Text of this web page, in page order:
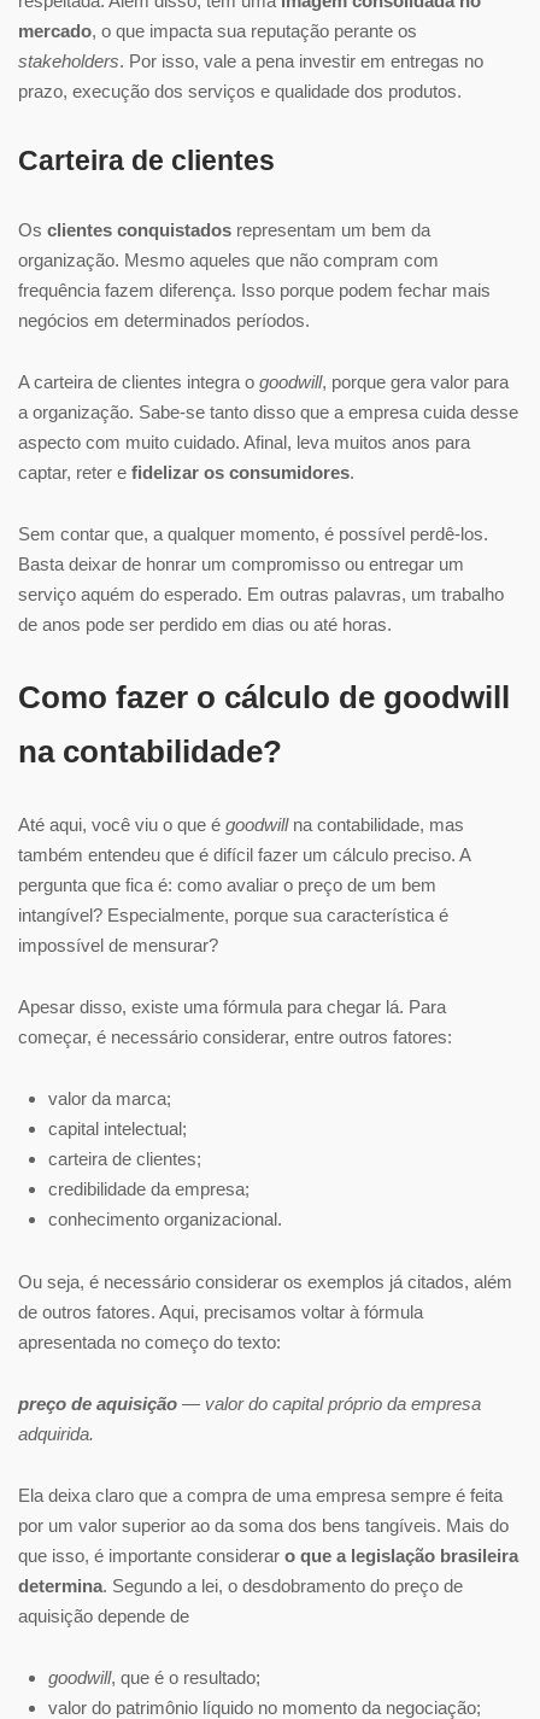
mercado, o que impacta sua reputação perante os
stakeholders. Por isso, vale a pena investir em entregas no
prazo, execução dos serviços e qualidade dos produtos.
Carteira de clientes
Os clientes conquistados representam um bem da
organização. Mesmo aqueles que não compram com
frequência fazem diferença. Isso porque podem fechar mais
negócios em determinados períodos.
A carteira de clientes integra o goodwill, porque gera valor para
a organização. Sabe-se tanto disso que a empresa cuida desse
aspecto com muito cuidado. Afinal, leva muitos anos para
captar, reter e fidelizar os consumidores.
Sem contar que, a qualquer momento, é possível perdê-los.
Basta deixar de honrar um compromisso ou entregar um
serviço aquém do esperado. Em outras palavras, um trabalho
de anos pode ser perdido em dias ou até horas.
Como fazer o cálculo de goodwill
na contabilidade?
Até aqui, você viu o que é goodwill na contabilidade, mas
também entendeu que é difícil fazer um cálculo preciso. A
pergunta que fica é: como avaliar o preço de um bem
intangível? Especialmente, porque sua característica é
impossível de mensurar?
Apesar disso, existe uma fórmula para chegar lá. Para
começar, é necessário considerar, entre outros fatores:
valor da marca;
capital intelectual;
carteira de clientes;
credibilidade da empresa;
conhecimento organizacional.
Ou seja, é necessário considerar os exemplos já citados, além
de outros fatores. Aqui, precisamos voltar à fórmula
apresentada no começo do texto:
preço de aquisição — valor do capital próprio da empresa
adquirida.
Ela deixa claro que a compra de uma empresa sempre é feita
por um valor superior ao da soma dos bens tangíveis. Mais do
que isso, é importante considerar o que a legislação brasileira
determina. Segundo a lei, o desdobramento do preço de
aquisição depende de
goodwill, que é o resultado;
valor do patrimônio líquido no momento da negociação;